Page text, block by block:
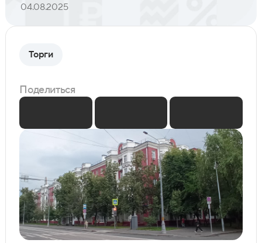
04.08.2025
Торги
Поделиться